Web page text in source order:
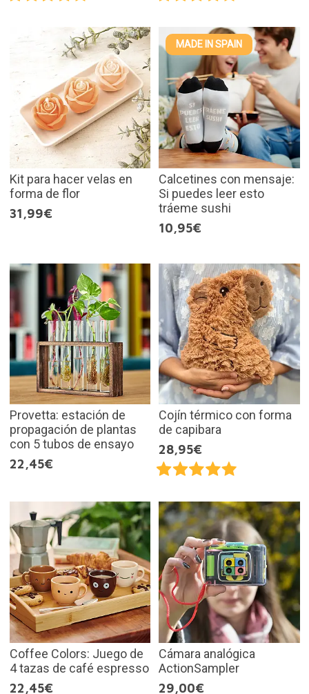
Kit para hacer velas en
forma de flor
31,99€
MADE IN SPAIN
Calcetines con mensaje:
Si puedes leer esto
tráeme sushi
10,95€
Provetta: estación de
propagación de plantas
con 5 tubos de ensayo
22,45€
Cojín térmico con forma
de capibara
28,95€
Coffee Colors: Juego de
4 tazas de café espresso
22,45€
Cámara analógica
ActionSampler
29,00€